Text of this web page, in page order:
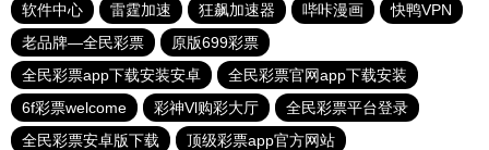
软件中心
雷霆加速 狂飙加速器 哔咔漫画
快鸭VPN
老品牌—全民彩票
原版699彩票
全民彩票app下载安装安卓
全民彩票官网app下载安装
6f彩票welcome
彩神Vl购彩大厅
全民彩票平台登录
全民彩票安卓版下载
顶级彩票app官方网站